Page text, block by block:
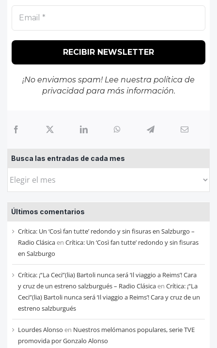
¡No enviamos spam! Lee nuestra política de
privacidadpara más información.
Busca las entradas de cada mes
Busca
entradas
de
cada
mes
Últimos comentarios
Crítica: Un ‘Così fan tutte’ redondo y sin fisuras en Salzburgo –
Radio Clásicaen Crítica: Un ‘Così fan tutte’ redondo y sin fisuras
en Salzburgo
Crítica: ¡“La Ceci”(lia) Bartoli nunca será ‘Il viaggio a Reims’! Cara
y cruz de un estreno salzburgués – Radio Clásicaen Crítica: ¡“La
Ceci”(lia) Bartoli nunca será ‘Il viaggio a Reims’! Cara y cruz de un
estreno salzburgués
Lourdes Alonso en Nuestros melómanos populares, serie TVE
promovida por Gonzalo Alonso